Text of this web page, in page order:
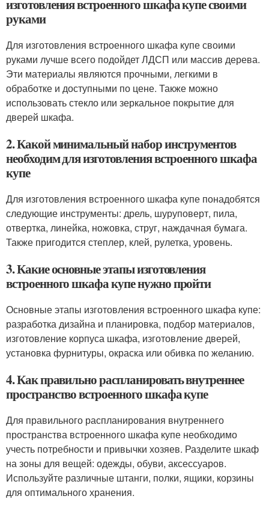
изготовления встроенного шкафа купе своими
руками
Для изготовления встроенного шкафа купе своими
руками лучше всего подойдет ЛДСП или массив дерева.
Эти материалы являются прочными, легкими в
обработке и доступными по цене. Также можно
использовать стекло или зеркальное покрытие для
дверей шкафа.
2. Какой минимальный набор инструментов
необходим для изготовления встроенного шкафа
купе
Для изготовления встроенного шкафа купе понадобятся
следующие инструменты: дрель, шуруповерт, пила,
отвертка, линейка, ножовка, струг, наждачная бумага.
Также пригодится степлер, клей, рулетка, уровень.
3. Какие основные этапы изготовления
встроенного шкафа купе нужно пройти
Основные этапы изготовления встроенного шкафа купе:
разработка дизайна и планировка, подбор материалов,
изготовление корпуса шкафа, изготовление дверей,
установка фурнитуры, окраска или обивка по желанию.
4. Как правильно распланировать внутреннее
пространство встроенного шкафа купе
Для правильного распланирования внутреннего
пространства встроенного шкафа купе необходимо
учесть потребности и привычки хозяев. Разделите шкаф
на зоны для вещей: одежды, обуви, аксессуаров.
Используйте различные штанги, полки, ящики, корзины
для оптимального хранения.